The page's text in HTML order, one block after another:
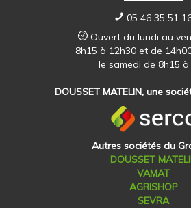
05 46 35 51
Ouvert du lundi au
8h15 à 12h30 et de
le samedi de 8h15 à
DOUSSET MATELIN, une
Autres sociétés du
DOUSSET
VAMAT
AGRISHOP
SEVRA